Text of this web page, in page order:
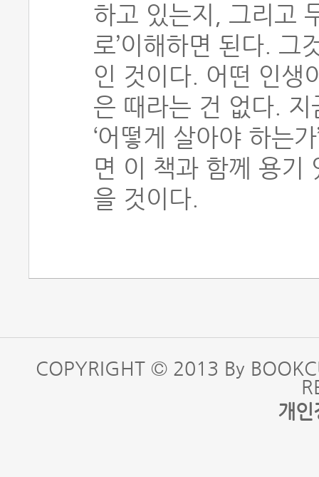
하고 있는지, 그리고
로’이해하면 된다. 그
인 것이다. 어떤 인생
은 때라는 건 없다. 지
‘어떻게 살아야 하는
면 이 책과 함께 용기
을 것이다.
COPYRIGHT © 2013 By
개인